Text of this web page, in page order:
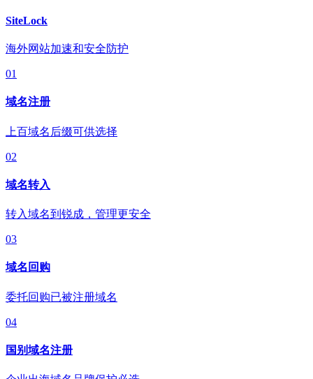
SiteLock
海外网站加速和安全防护
01
域名注册
上百域名后缀可供选择
02
域名转入
转入域名到锐成，管理更安全
03
域名回购
委托回购已被注册域名
04
国别域名注册